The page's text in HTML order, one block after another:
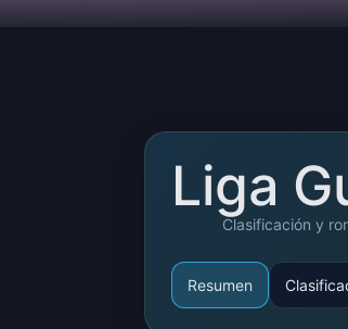
Liga
Clasificación y
Resumen